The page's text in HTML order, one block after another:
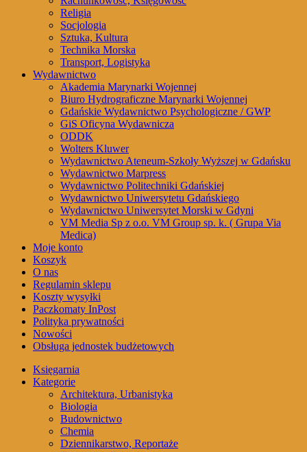
Religia
Socjologia
Sztuka, Kultura
Technika Morska
Transport, Logistyka
Wydawnictwo
Akademia Marynarki Wojennej
Biuro Hydrograficzne Marynarki Wojennej
Gdańskie Wydawnictwo Psychologiczne / GWP
GiS Oficyna Wydawnicza
ODDK
Wolters Kluwer
Wydawnictwo Ateneum-Szkoły Wyższej w Gdańsku
Wydawnictwo Marpress
Wydawnictwo Politechniki Gdańskiej
Wydawnictwo Uniwersytetu Gdańskiego
Wydawnictwo Uniwersytet Morski w Gdyni
VM Media Sp z o.o. VM Group sp. k. ( Grupa Via
Medica)
Moje konto
Koszyk
O nas
Regulamin sklepu
Koszty wysyłki
Paczkomaty InPost
Polityka prywatności
Nowości
Obsługa jednostek budżetowych
Księgarnia
Kategorie
Architektura, Urbanistyka
Biologia
Budownictwo
Chemia
Dziennikarstwo, Reportaże